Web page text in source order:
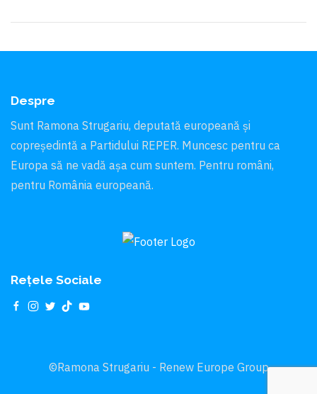
Despre
Sunt Ramona Strugariu, deputată europeană și
copreședintă a Partidului REPER. Muncesc pentru ca
Europa să ne vadă aşa cum suntem. Pentru români,
pentru România europeană.
Rețele Sociale
©Ramona Strugariu - Renew Europe Group